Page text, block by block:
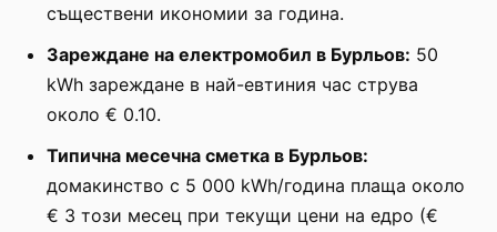
съществени икономии за година.
Зареждане на електромобил в Бурльов: 50
kWh зареждане в най-евтиния час струва
около € 0.10.
Типична месечна сметка в Бурльов:
домакинство с 5 000 kWh/година плаща около
€ 3 този месец при текущи цени на едро (€